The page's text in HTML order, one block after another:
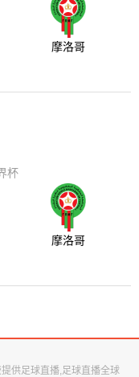
摩洛哥
杯
摩洛哥
供足球直播,足球直播全球